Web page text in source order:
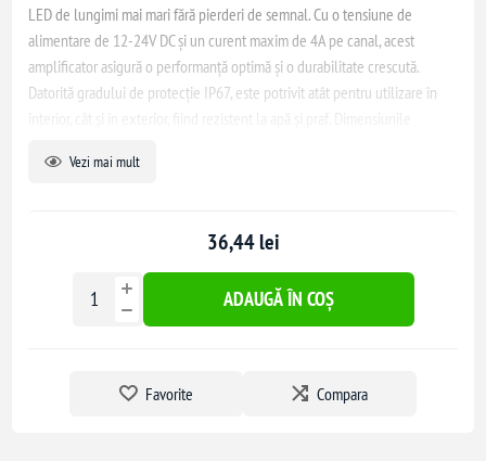
LED de lungimi mai mari fără pierderi de semnal. Cu o tensiune de
alimentare de 12-24V DC și un curent maxim de 4A pe canal, acest
amplificator asigură o performanță optimă și o durabilitate crescută.
Datorită gradului de protecție IP67, este potrivit atât pentru utilizare în
de iluminat.Vezi mai mult
36,44 lei
ADAUGĂ ÎN COȘ
Favorite Compara